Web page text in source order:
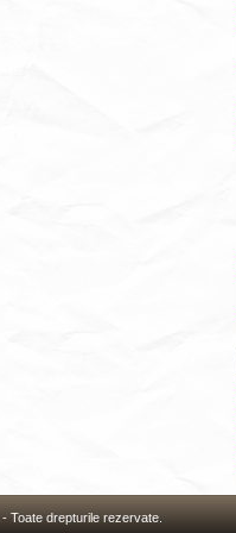
- Toate drepturile rezervate.